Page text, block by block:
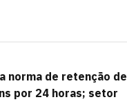
norma de retenção de
por 24 horas; setor